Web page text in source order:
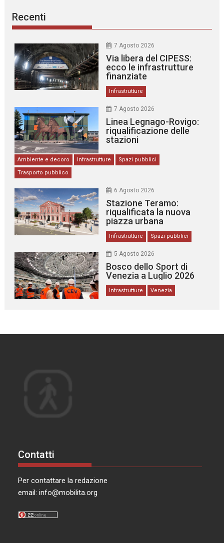
Recenti
7 Agosto 2026
Via libera del CIPESS:
ecco le infrastrutture
finanziate
Infrastrutture
7 Agosto 2026
Linea Legnago-Rovigo:
riqualificazione delle
stazioni
Ambiente e decoro Infrastrutture
Spazi pubblici
Trasporto pubblico
6 Agosto 2026
Stazione Teramo:
riqualificata la nuova
piazza urbana
Infrastrutture Spazi pubblici
5 Agosto 2026
Bosco dello Sport di
Venezia a Luglio 2026
Infrastrutture Venezia
Contatti
Per contattare la redazione
email:info@mobilita.org